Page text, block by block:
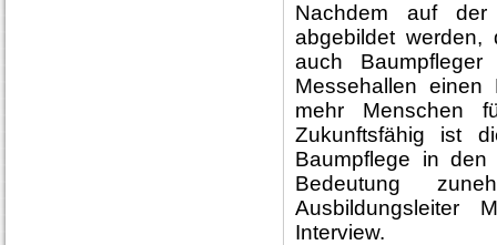
Nachdem auf
abgebildet
auch
Messehallen
mehr Menschen
Zukunftsfähig ist
Baumpflege in
Bedeutung
Ausbildungsleiter
Interview.